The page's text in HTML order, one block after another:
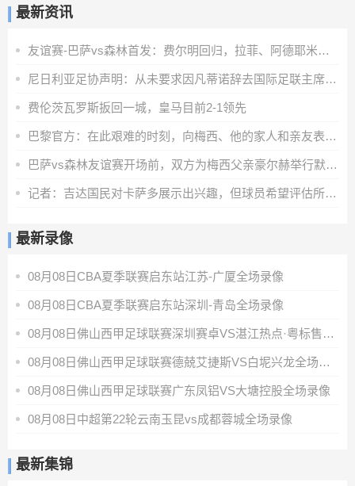
最新资讯
友谊赛-巴萨vs森林首发：费尔明回归，拉菲、阿德耶米、马丁出战
尼日利亚足协声明：从未要求因凡蒂诺辞去国际足联主席职务
费伦茨瓦罗斯扳回一城，皇马目前2-1领先
巴黎官方：在此艰难的时刻，向梅西、他的家人和亲友表示全力支持
巴萨vs森林友谊赛开场前，双方为梅西父亲豪尔赫举行默哀仪式
记者：吉达国民对卡萨多展示出兴趣，但球员希望评估所有报价
最新录像
08月08日CBA夏季联赛启东站江苏-广厦全场录像
08月08日CBA夏季联赛启东站深圳-青岛全场录像
08月08日佛山西甲足球联赛深圳赛卓VS湛江热点·粤标售电全场录像
08月08日佛山西甲足球联赛德兢艾捷斯VS白坭兴龙全场录像
08月08日佛山西甲足球联赛广东凤铝VS大塘控股全场录像
08月08日中超第22轮云南玉昆vs成都蓉城全场录像
最新集锦